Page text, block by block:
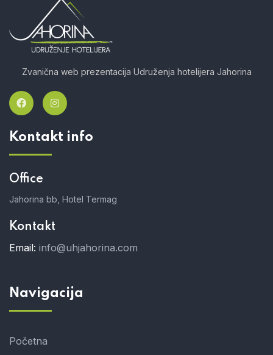
Zvanična web prezentacija Udruženja hotelijera Jahorina
Kontakt info
Office
Jahorina bb, Hotel Termag
Kontakt
Email: info@uhjahorina.com
Navigacija
Početna